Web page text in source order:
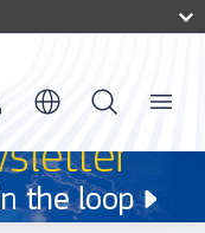
Menu